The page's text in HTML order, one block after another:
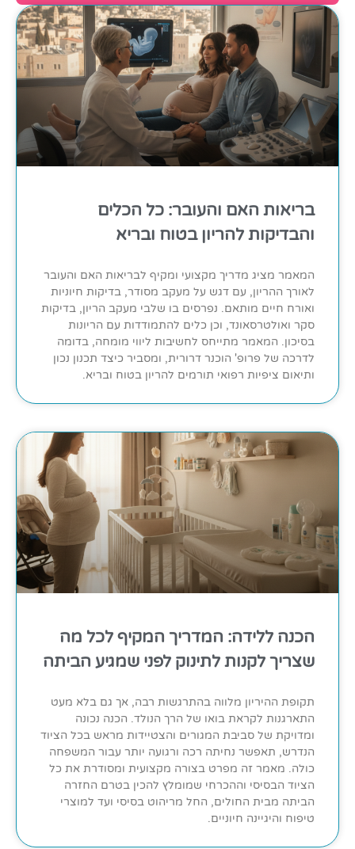
בריאות האם והעובר: כל הכלים
והבדיקות להריון בטוח ובריא
המאמר מציג מדריך מקצועי ומקיף לבריאות האם והעובר
לאורך ההריון, עם דגש על מעקב מסודר, בדיקות חיוניות
ואורח חיים מותאם. נפרסים בו שלבי מעקב הריון, בדיקות
סקר ואולטרסאונד, וכן כלים להתמודדות עם הריונות
בסיכון. המאמר מתייחס לחשיבות ליווי מומחה, בדומה
לדרכה של פרופ' הוכנר דרורית, ומסביר כיצד תכנון נכון
ותיאום ציפיות רפואי תורמים להריון בטוח ובריא.
הכנה ללידה: המדריך המקיף לכל מה
שצריך לקנות לתינוק לפני שמגיע הביתה
תקופת ההיריון מלווה בהתרגשות רבה, אך גם בלא מעט
התארגנות לקראת בואו של הרך הנולד. הכנה נכונה
ומדויקת של סביבת המגורים והצטיידות מראש בכל הציוד
הנדרש, תאפשר נחיתה רכה ורגועה יותר עבור המשפחה
כולה. מאמר זה מפרט בצורה מקצועית ומסודרת את כל
הציוד הבסיסי וההכרחי שמומלץ להכין בטרם החזרה
הביתה מבית החולים, החל מריהוט בסיסי ועד למוצרי
טיפוח והיגיינה חיוניים.